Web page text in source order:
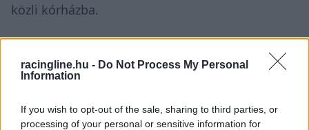
racingline.hu - Do Not Process My Personal
Information
If you wish to opt-out of the sale, sharing to third parties, or
processing of your personal or sensitive information for
közli kórházba.